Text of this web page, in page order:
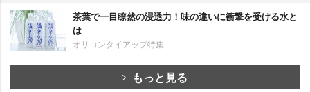
茶葉で一目瞭然の浸透力！味の違いに衝撃を受ける水と
は
オリコンタイアップ特集
もっと見る